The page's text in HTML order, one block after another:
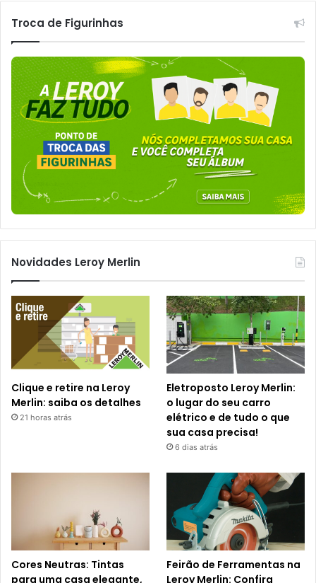
Troca de Figurinhas
Novidades Leroy Merlin
Clique e retire na Leroy
Merlin: saiba os detalhes
21 horas atrás
Eletroposto Leroy Merlin:
o lugar do seu carro
elétrico e de tudo o que
sua casa precisa!
6 dias atrás
Cores Neutras: Tintas
para uma casa elegante,
Feirão de Ferramentas na
Leroy Merlin: Confira